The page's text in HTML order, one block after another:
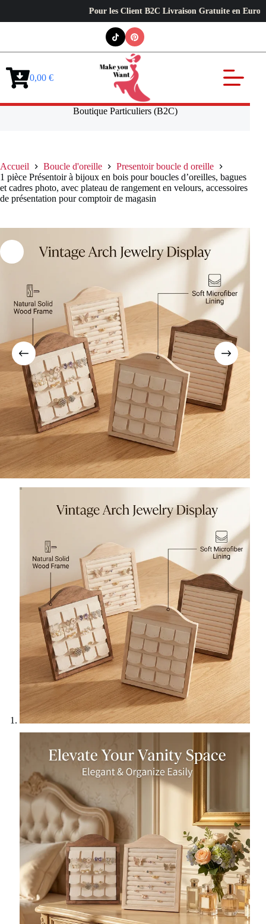
Pour les Client B2C Livraison Gratuite en Europe ✦
Panier0,00 €
Boutique Particuliers (B2C)
Accueil Boucle d'oreille
Presentoir boucle d oreille
1 pièce Présentoir à bijoux en bois pour boucles d’oreilles, bagues
et cadres photo, avec plateau de rangement en velours, accessoires
de présentation pour comptoir de magasin